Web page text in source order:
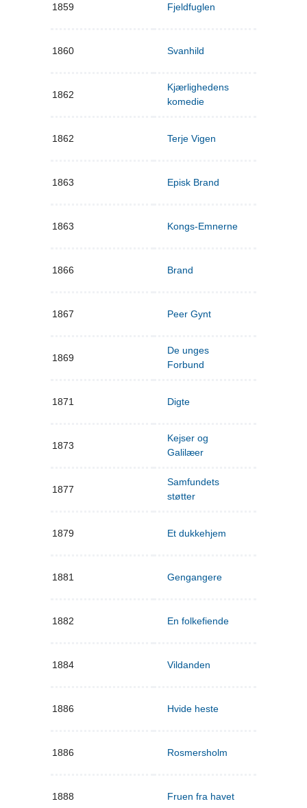
1859 Fjeldfuglen
1860 Svanhild
1862
Kjærlighedens
komedie
1862 Terje Vigen
1863 Episk Brand
1863 Kongs-Emnerne
1866 Brand
1867 Peer Gynt
1869
De unges
Forbund
1871 Digte
1873
Kejser og
Galilæer
1877
Samfundets
støtter
1879 Et dukkehjem
1881 Gengangere
1882 En folkefiende
1884 Vildanden
1886 Hvide heste
1886 Rosmersholm
1888 Fruen fra havet